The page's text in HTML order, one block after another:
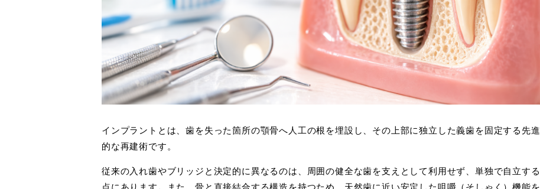
インプラントとは、歯を失った箇所の顎骨へ人工の根を埋設し、その上部に独立した義歯を固定する先進
的な再建術です。
従来の入れ歯やブリッジと決定的に異なるのは、周囲の健全な歯を支えとして利用せず、単独で自立する
点にあります。また、骨と直接結合する構造を持つため、天然歯に近い安定した咀嚼（そしゃく）機能を